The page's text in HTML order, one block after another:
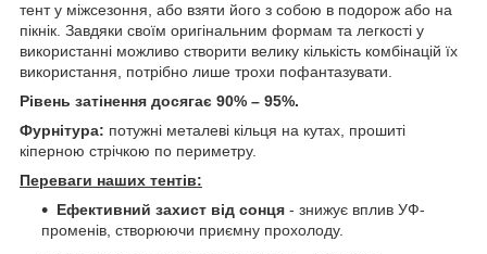
тент у міжсезоння, або взяти його з собою в подорож або на
пікнік. Завдяки своїм оригінальним формам та легкості у
використанні можливо створити велику кількість комбінацій їх
використання, потрібно лише трохи пофантазувати.
Рівень затінення досягає 90% – 95%.
Фурнітура: потужні металеві кільця на кутах, прошиті
кіперною стрічкою по периметру.
Переваги наших тентів:
Ефективний захист від сонця - знижує вплив УФ-
променів, створюючи приємну прохолоду.